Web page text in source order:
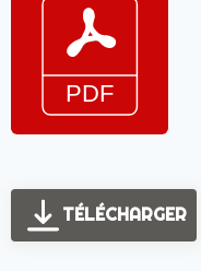
TÉLÉCHARGER